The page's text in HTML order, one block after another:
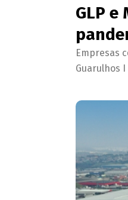
GLP
Empresas
Guarulhos I